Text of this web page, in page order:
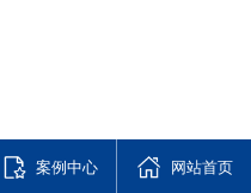
案例中心 网站首页